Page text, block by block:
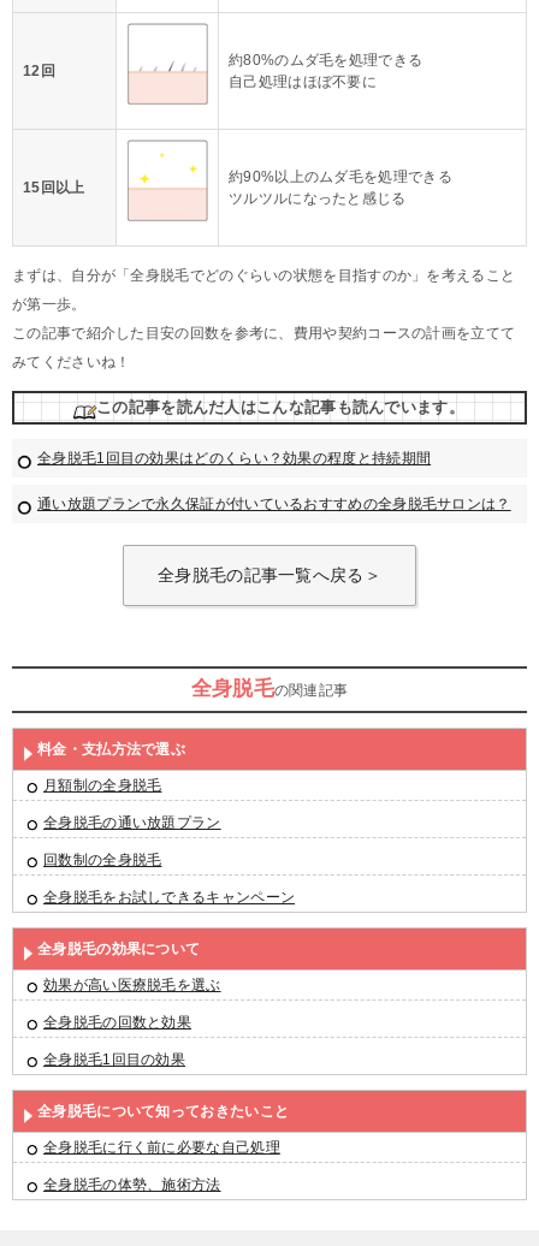
12回
約80%のムダ毛を処理できる
自己処理はほぼ不要に
15回以上
約90%以上のムダ毛を処理できる
ツルツルになったと感じる
まずは、自分が「全身脱毛でどのぐらいの状態を目指すのか」を考えること
が第一歩。
この記事で紹介した目安の回数を参考に、費用や契約コースの計画を立てて
みてくださいね！
この記事を読んだ人はこんな記事も読んでいます。
全身脱毛1回目の効果はどのくらい？効果の程度と持続期間
通い放題プランで永久保証が付いているおすすめの全身脱毛サロンは？
全身脱毛の記事一覧へ戻る＞
全身脱毛の関連記事
料金・支払方法で選ぶ
月額制の全身脱毛
全身脱毛の通い放題プラン
回数制の全身脱毛
全身脱毛をお試しできるキャンペーン
全身脱毛の効果について
効果が高い医療脱毛を選ぶ
全身脱毛の回数と効果
全身脱毛1回目の効果
全身脱毛について知っておきたいこと
全身脱毛に行く前に必要な自己処理
全身脱毛の体勢、施術方法